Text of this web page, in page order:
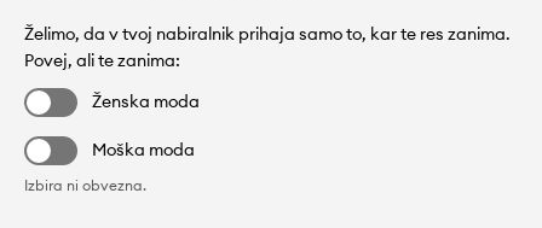
Želimo, da v tvoj nabiralnik prihaja samo to, kar te res zanima.
Povej, ali te zanima:
Ženska moda
Moška moda
Izbira ni obvezna.